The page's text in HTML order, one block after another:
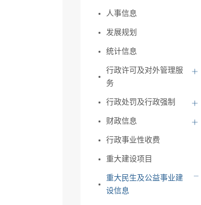
人事信息
发展规划
统计信息
行政许可及对外管理服
务
行政处罚及行政强制
财政信息
行政事业性收费
重大建设项目
重大民生及公益事业建
设信息